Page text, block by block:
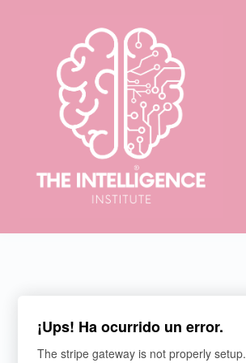
fundae
testimonios
ENTRAR
REGISTRARME
¡Ups! Ha ocurrido un error.
The stripe gateway is not properly setup.